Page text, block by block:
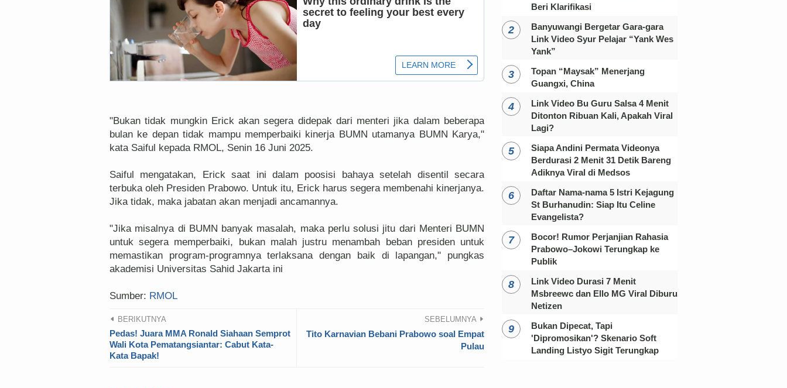
"Bukan tidak mungkin Erick akan segera didepak dari menteri jika dalam beberapa
bulan ke depan tidak mampu memperbaiki kinerja BUMN utamanya BUMN Karya,"
kata Saiful kepada RMOL, Senin 16 Juni 2025.
Saiful mengatakan, Erick saat ini dalam poosisi bahaya setelah disentil secara
terbuka oleh Presiden Prabowo. Untuk itu, Erick harus segera membenahi kinerjanya.
Jika tidak, maka jabatan akan menjadi ancamannya.
"Jika misalnya di BUMN banyak masalah, maka perlu solusi jitu dari Menteri BUMN
untuk segera memperbaiki, bukan malah justru menambah beban presiden untuk
memastikan program-programnya terlaksana dengan baik di lapangan," pungkas
akademisi Universitas Sahid Jakarta ini
Sumber: RMOL
BERIKUTNYA
Pedas! Juara MMA Ronald Siahaan Semprot
Wali Kota Pematangsiantar: Cabut Kata-
Kata Bapak!
SEBELUMNYA
Tito Karnavian Bebani Prabowo soal Empat
Pulau
Beri Klarifikasi
Banyuwangi Bergetar Gara-gara
Link Video Syur Pelajar “Yank Wes
Yank”
Topan “Maysak” Menerjang
Guangxi, China
Link Video Bu Guru Salsa 4 Menit
Ditonton Ribuan Kali, Apakah Viral
Lagi?
Siapa Andini Permata Videonya
Berdurasi 2 Menit 31 Detik Bareng
Adiknya Viral di Medsos
Daftar Nama-nama 5 Istri Kejagung
St Burhanudin: Siap Itu Celine
Evangelista?
Bocor! Rumor Perjanjian Rahasia
Prabowo–Jokowi Terungkap ke
Publik
Link Video Durasi 7 Menit
Msbreewc dan Ello MG Viral Diburu
Netizen
Bukan Dipecat, Tapi
'Dipromosikan'? Skenario Soft
Landing Listyo Sigit Terungkap